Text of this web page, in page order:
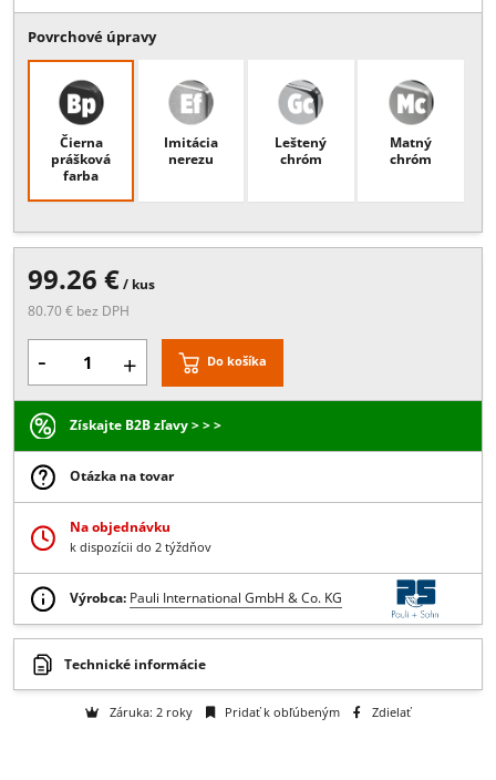
Kód: 8371
Popis:Pre sklo 8mm, Rozmer: 75x75mm, Vŕtanie do skla priemer
50mm
Povrchové úpravy
prášková
99.26 €/ kus
80.70 € bez DPH
- + Do košíka
Získajte B2B zľavy > > >
Otázka na tovar
Na objednávku
k dispozícii do 2 týždňov